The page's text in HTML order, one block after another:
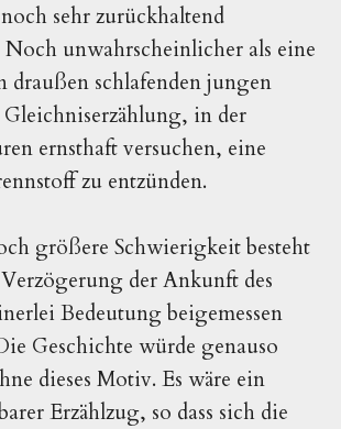
sehr zurückhaltend
unwahrscheinlicher als eine
draußen schlafenden jungen
in der
ernsthaft versuchen, eine
zu entzünden.
größere Schwierigkeit besteht
der Ankunft des
Bedeutung beigemessen
Geschichte würde genauso
dieses Motiv. Es wäre ein
Erzählzug, so dass sich die